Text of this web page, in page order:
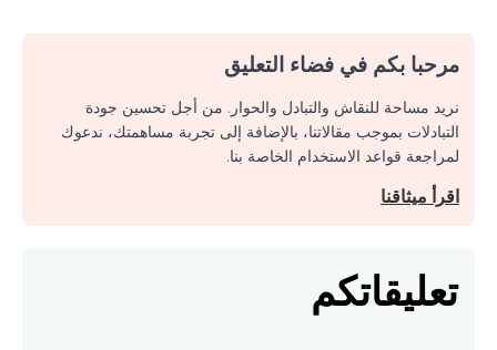
مرحبا بكم في فضاء التعليق
نريد مساحة للنقاش والتبادل والحوار. من أجل تحسين جودة
التبادلات بموجب مقالاتنا، بالإضافة إلى تجربة مساهمتك، ندعوك
لمراجعة قواعد الاستخدام الخاصة بنا.
اقرأ ميثاقنا
تعليقاتكم